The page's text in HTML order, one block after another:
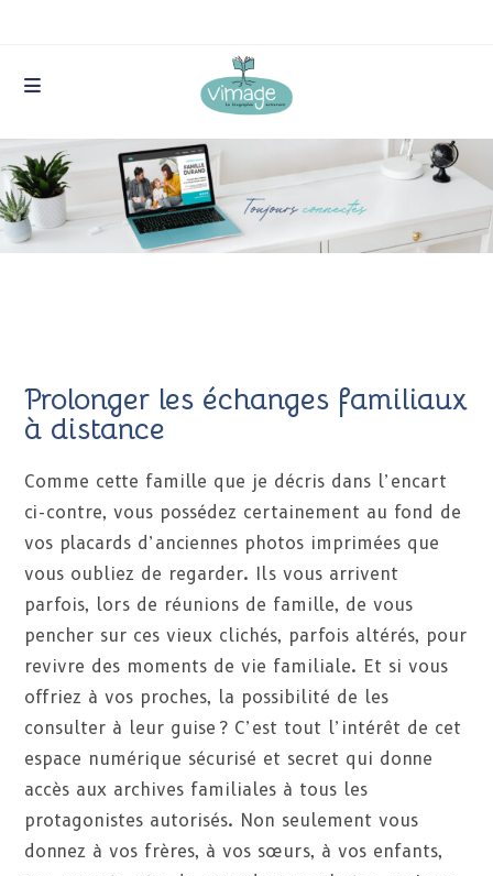
Prolonger les échanges familiaux
à distance
Comme cette famille que je décris dans l’encart
ci-contre, vous possédez certainement au fond de
vos placards d’anciennes photos imprimées que
vous oubliez de regarder. Ils vous arrivent
parfois, lors de réunions de famille, de vous
pencher sur ces vieux clichés, parfois altérés, pour
revivre des moments de vie familiale. Et si vous
offriez à vos proches, la possibilité de les
consulter à leur guise ? C’est tout l’intérêt de cet
espace numérique sécurisé et secret qui donne
accès aux archives familiales à tous les
protagonistes autorisés. Non seulement vous
donnez à vos frères, à vos sœurs, à vos enfants,